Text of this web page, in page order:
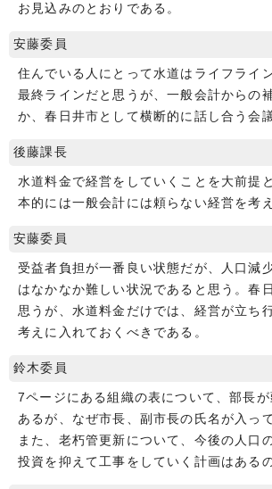
お見込みのとおりである。
安藤委員
住んでいる人にとって水道はライフライ
最終ラインだと思うが、一般会計からの
か、春日井市として横断的に話し合う会
後藤課長
水道料金で経営をしていくことを大前提
本的には一般会計には頼らない経営を考
安藤委員
受益者負担が一番良い状態だが、人口減
はなかなか難しい状況であると思う。春
思うが、水道料金だけでは、経営が立ち
考えに入れておくべきである。
鈴木委員
7ページにある組織の表について、部長
あるが、なぜ市長、副市長の氏名が入っ
また、老朽管更新について、今後の人口
投資を抑えて工事をしていく計画はあるの